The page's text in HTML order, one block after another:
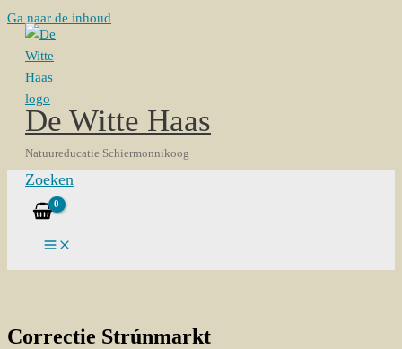
Ga naar de inhoud
De Witte Haas
Natuureducatie Schiermonnikoog
Zoeken
Correctie Strúnmarkt